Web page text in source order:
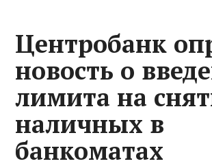
Центробанк
новость о
лимита на
наличных в
банкоматах